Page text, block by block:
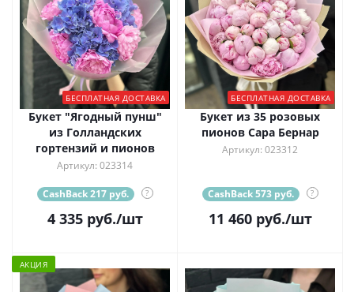
БЕСПЛАТНАЯ ДОСТАВКА
Букет "Ягодный пунш"
из Голландских
гортензий и пионов
Артикул: 023314
CashBack 217 руб. ?
4 335руб./шт
БЕСПЛАТНАЯ ДОСТАВКА
Букет из 35 розовых
пионов Сара Бернар
Артикул: 023312
CashBack 573 руб. ?
11 460руб./шт
АКЦИЯ